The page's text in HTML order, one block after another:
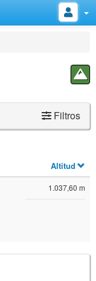
Filtros
Altitud
1.037,60 m